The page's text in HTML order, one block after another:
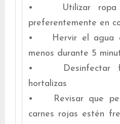
• Utilizar ropa y
preferentemente en
• Hervir el agua
menos durante 5
• Desinfectar
hortalizas
• Revisar que
carnes rojas estén